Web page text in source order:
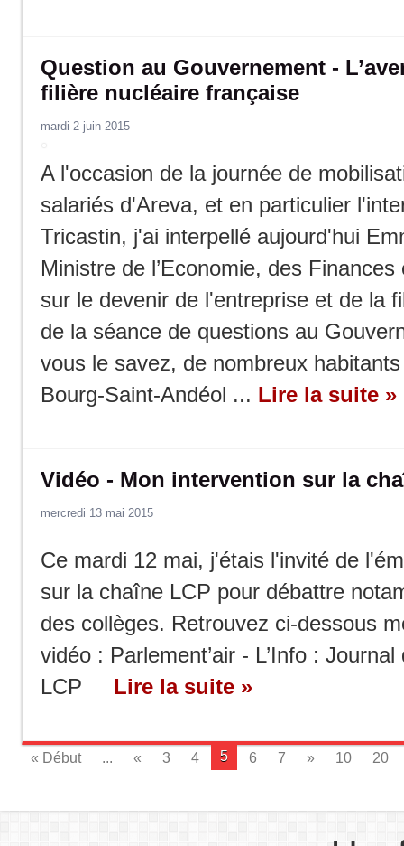
Question au Gouvernement -
filière nucléaire française
mardi 2 juin 2015
A l'occasion de la journée de
salariés d'Areva, et en particulier
Tricastin, j'ai interpellé aujourd'hui
Ministre de l’Economie, des
sur le devenir de l'entreprise et de la
de la séance de questions au
vous le savez, de nombreux
Bourg-Saint-Andéol ... Lire la suite »
Vidéo - Mon intervention sur la
mercredi 13 mai 2015
Ce mardi 12 mai, j'étais l'invité de
sur la chaîne LCP pour débattre
des collèges. Retrouvez ci-dessous
vidéo : Parlement’air - L’Info :
LCP Lire la suite »
« Début ... « 3 4 5 6 7 » 10 20